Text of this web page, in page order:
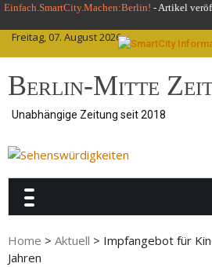
Skip
content
Einfach.SmartCity.Machen:Berlin! -Artikel
Freitag, 07. August 2026
Berlin-Mitte
Unabhängige Zeitung seit 2018
Home > Aktuell > Impfangebot für
Jahren